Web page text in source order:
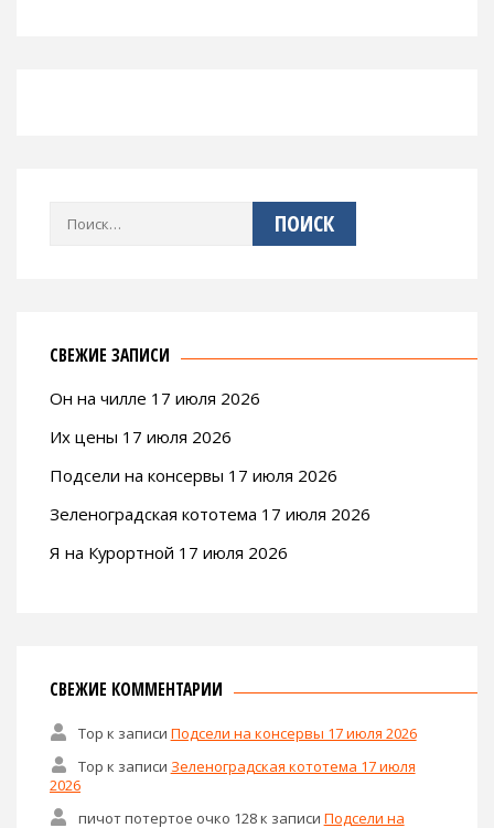
Найти:
СВЕЖИЕ ЗАПИСИ
Он на чилле 17 июля 2026
Их цены 17 июля 2026
Подсели на консервы 17 июля 2026
Зеленоградская кототема 17 июля 2026
Я на Курортной 17 июля 2026
СВЕЖИЕ КОММЕНТАРИИ
Тор к записи Подсели на консервы 17 июля 2026
Тор к записи Зеленоградская кототема 17 июля
2026
пичот потертое очко 128к записи Подсели на